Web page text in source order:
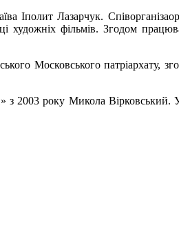
Лазарчук.
художніх фільмів. Згодом
Московського патріархату,
з 2003 року Микола